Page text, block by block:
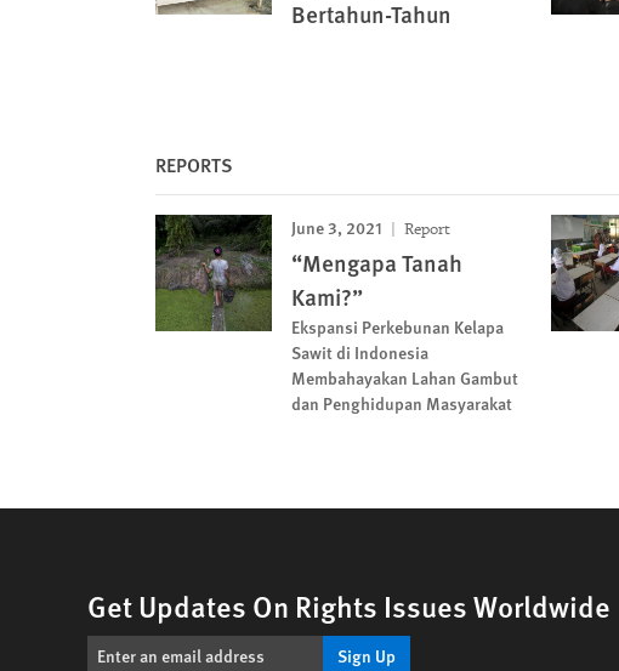
Bertahun-Tahun
REPORTS
June 3, 2021 Report
“Mengapa Tanah
Kami?”
Ekspansi Perkebunan Kelapa
Sawit di Indonesia
Membahayakan Lahan Gambut
dan Penghidupan Masyarakat
Get Updates On Rights Issues Worldwide
Sign Up